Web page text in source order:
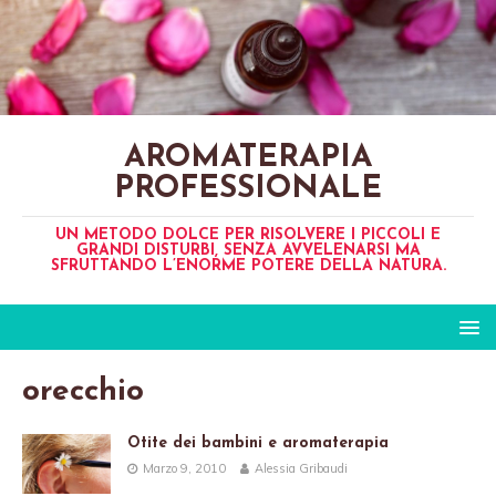
AROMATERAPIA
PROFESSIONALE
UN METODO DOLCE PER RISOLVERE I PICCOLI E
GRANDI DISTURBI, SENZA AVVELENARSI MA
SFRUTTANDO L’ENORME POTERE DELLA NATURA.
orecchio
Otite dei bambini e aromaterapia
Marzo 9, 2010 Alessia Gribaudi